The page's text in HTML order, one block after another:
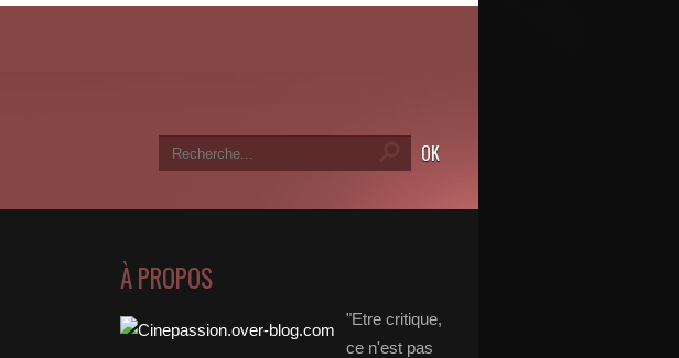
À PROPOS
"Etre critique,
ce n'est pas